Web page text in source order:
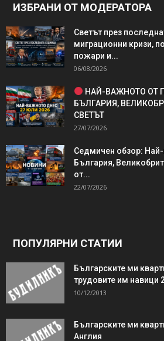
ИЗБРАНИ ОТ МОДЕРАТОРА
Светът през
миграционни кризи,
пожари и...
06/08/2026
НАЙ-ВАЖНОТО ОТ
БЪЛГАРИЯ,
СВЕТЪТ
27/07/2026
Седмичен обзор:
България,
от...
22/07/2026
ПОПУЛЯРНИ СТАТИИ
Българските ми
трудовите им навици
10/12/2013
Българските ми
Англия